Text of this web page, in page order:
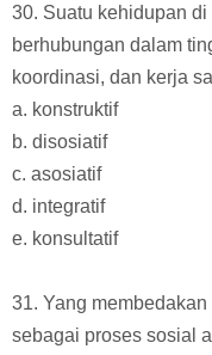
30. Suatu kehidupan
berhubungan dalam
koordinasi, dan kerja
a. konstruktif
b. disosiatif
c. asosiatif
d. integratif
e. konsultatif
31. Yang
sebagai proses sosial